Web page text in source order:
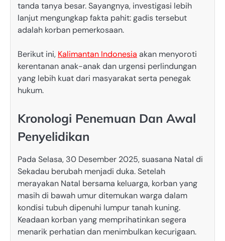
tanda tanya besar. ​Sayangnya, investigasi lebih
lanjut mengungkap fakta pahit: gadis tersebut
adalah korban pemerkosaan.​
Berikut ini, Kalimantan Indonesia akan menyoroti
kerentanan anak-anak dan urgensi perlindungan
yang lebih kuat dari masyarakat serta penegak
hukum.
Kronologi Penemuan Dan Awal
Penyelidikan
Pada Selasa, 30 Desember 2025, suasana Natal di
Sekadau berubah menjadi duka. Setelah
merayakan Natal bersama keluarga, korban yang
masih di bawah umur ditemukan warga dalam
kondisi tubuh dipenuhi lumpur tanah kuning.
Keadaan korban yang memprihatinkan segera
menarik perhatian dan menimbulkan kecurigaan.